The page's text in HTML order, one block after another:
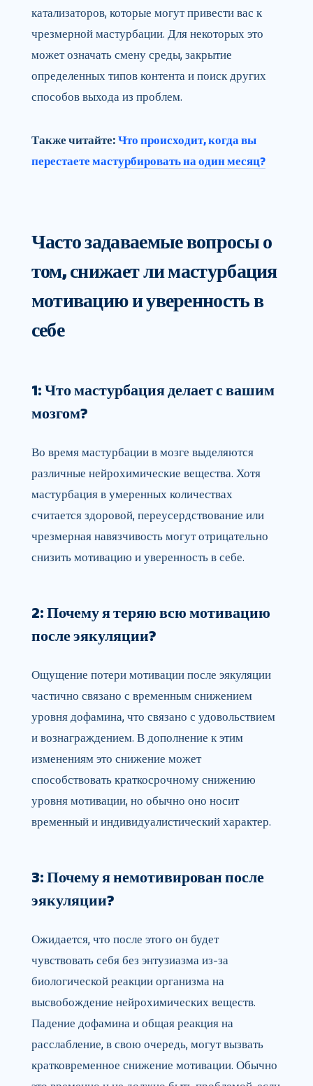
катализаторов, которые могут привести вас к
чрезмерной мастурбации. Для некоторых это
может означать смену среды, закрытие
определенных типов контента и поиск других
способов выхода из проблем.
Также читайте: Что происходит, когда вы
перестаете мастурбировать на один месяц?
Часто задаваемые вопросы о
том, снижает ли мастурбация
мотивацию и уверенность в
себе
1: Что мастурбация делает с вашим
мозгом?
Во время мастурбации в мозге выделяются
различные нейрохимические вещества. Хотя
мастурбация в умеренных количествах
считается здоровой, переусердствование или
чрезмерная навязчивость могут отрицательно
снизить мотивацию и уверенность в себе.
2: Почему я теряю всю мотивацию
после эякуляции?
Ощущение потери мотивации после эякуляции
частично связано с временным снижением
уровня дофамина, что связано с удовольствием
и вознаграждением. В дополнение к этим
изменениям это снижение может
способствовать краткосрочному снижению
уровня мотивации, но обычно оно носит
временный и индивидуалистический характер.
3: Почему я немотивирован после
эякуляции?
Ожидается, что после этого он будет
чувствовать себя без энтузиазма из-за
биологической реакции организма на
высвобождение нейрохимических веществ.
Падение дофамина и общая реакция на
расслабление, в свою очередь, могут вызвать
кратковременное снижение мотивации. Обычно